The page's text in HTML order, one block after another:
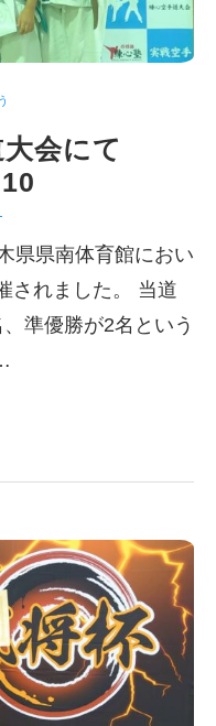
大会にて
県南体育館におい
されました。 当道
準優勝が2名という